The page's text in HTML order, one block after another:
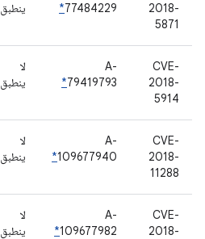
2018-
5871
77484229
*
ينطبق
CVE-
2018-
5914
A-
79419793
*
لا
ينطبق
CVE-
2018-
11288
A-
109677940
*
لا
ينطبق
CVE-
2018-
A-
109677982
*
لا
ينطبق